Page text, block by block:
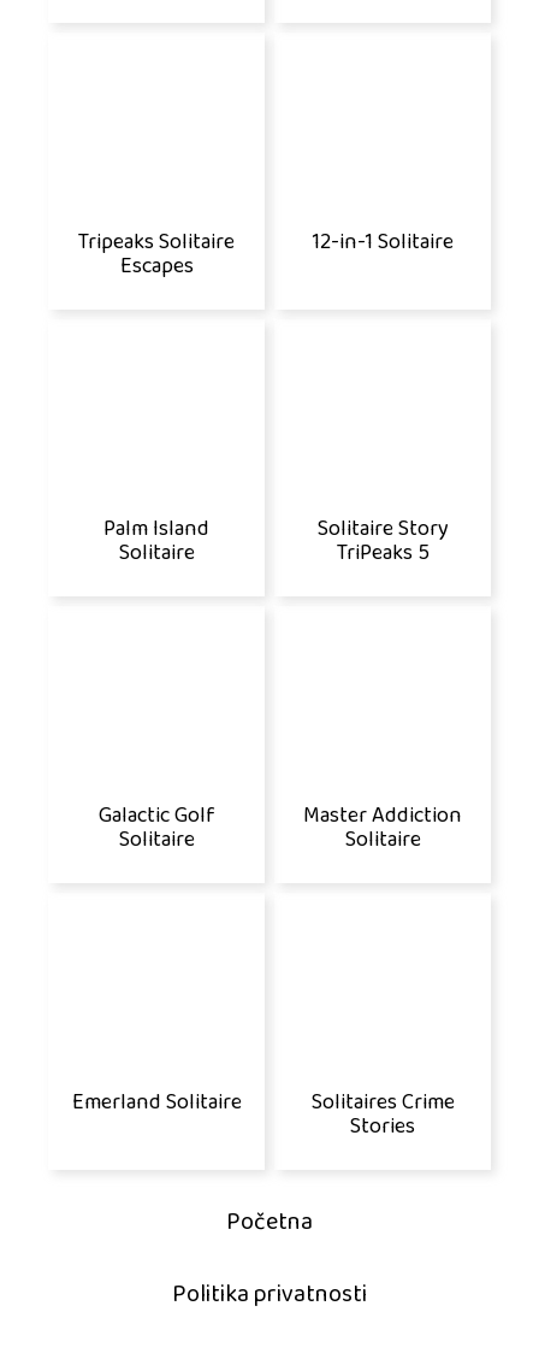
Tripeaks Solitaire
Escapes
12-in-1 Solitaire
Palm Island
Solitaire
Solitaire Story
TriPeaks 5
Galactic Golf
Solitaire
Master Addiction
Solitaire
Emerland Solitaire Solitaires Crime
Stories
Početna
Politika privatnosti